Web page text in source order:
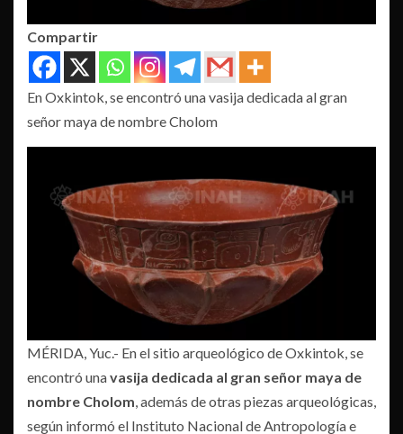
Compartir
En Oxkintok, se encontró una vasija dedicada al gran
señor maya de nombre Cholom
MÉRIDA, Yuc.- En el sitio arqueológico de Oxkintok, se
encontró unavasija dedicada al gran señor maya de
nombre Cholom, además de otras piezas arqueológicas,
según informó el Instituto Nacional de Antropología e